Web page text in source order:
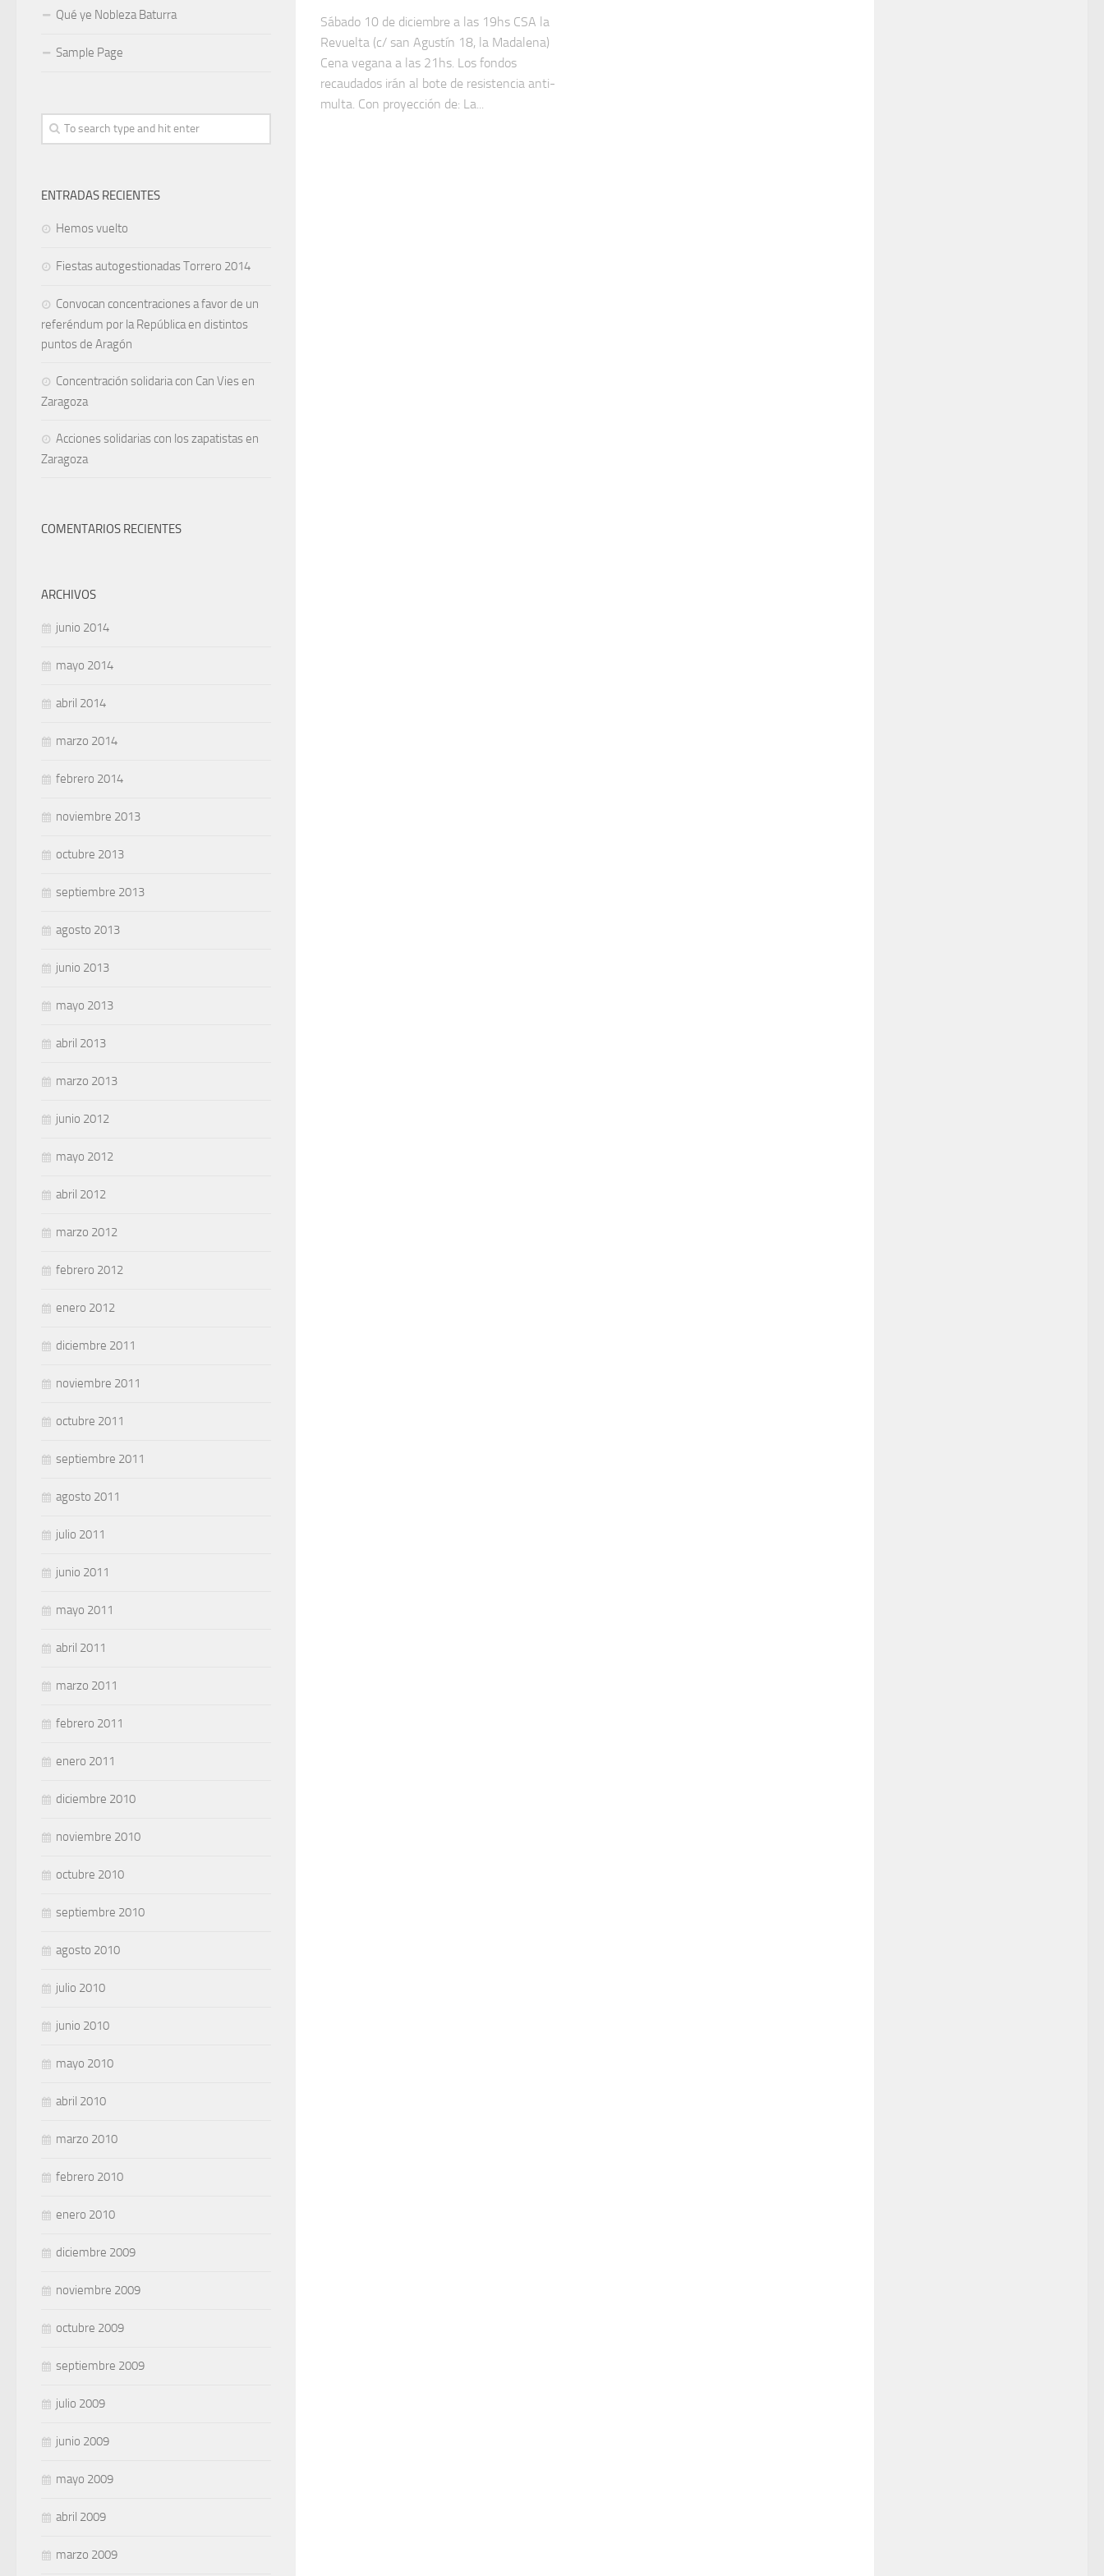
Sábado 10 de diciembre a las 19hs CSA la
Revuelta (c/ san Agustín 18, la Madalena)
Cena vegana a las 21hs. Los fondos
recaudados irán al bote de resistencia anti-
multa. Con proyección de: La...
Qué ye Nobleza Baturra
Sample Page
ENTRADAS RECIENTES
Hemos vuelto
Fiestas autogestionadas Torrero 2014
Convocan concentraciones a favor de un
referéndum por la República en distintos
puntos de Aragón
Concentración solidaria con Can Vies en
Zaragoza
Acciones solidarias con los zapatistas en
Zaragoza
COMENTARIOS RECIENTES
ARCHIVOS
junio 2014
mayo 2014
abril 2014
marzo 2014
febrero 2014
noviembre 2013
octubre 2013
septiembre 2013
agosto 2013
junio 2013
mayo 2013
abril 2013
marzo 2013
junio 2012
mayo 2012
abril 2012
marzo 2012
febrero 2012
enero 2012
diciembre 2011
noviembre 2011
octubre 2011
septiembre 2011
agosto 2011
julio 2011
junio 2011
mayo 2011
abril 2011
marzo 2011
febrero 2011
enero 2011
diciembre 2010
noviembre 2010
octubre 2010
septiembre 2010
agosto 2010
julio 2010
junio 2010
mayo 2010
abril 2010
marzo 2010
febrero 2010
enero 2010
diciembre 2009
noviembre 2009
octubre 2009
septiembre 2009
julio 2009
junio 2009
mayo 2009
abril 2009
marzo 2009